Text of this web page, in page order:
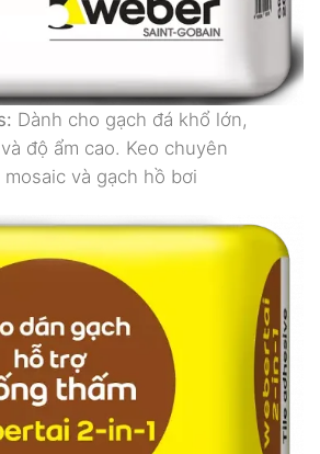
Dành cho gạch đá khổ lớn,
độ ẩm cao. Keo chuyên
và gạch hồ bơi